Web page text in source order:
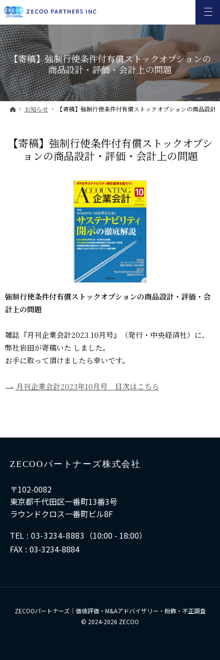
【寄稿】強制行使条件付有償ストックオプションの
商品設計・評価・会計上の問題
ホーム
お知らせ 【寄稿】強制行使条件付有償ストックオプションの商品設計
【寄稿】強制行使条件付有償ストックオプシ
ョンの商品設計・評価・会計上の問題
強制行使条件付有償ストックオプションの商品設計・評価・会
計上の問題
雑誌『月刊企業会計2023.10月号』（発行・中央経済社）に、
弊社岩田が寄稿いた しました。
お手に取って頂けましたら幸いです。
月刊企業会計2023年10月号 目次はこちら
ZECOOパートナーズ株式会社
〒102-0082
東京都千代田区一番町13番3号
ラウンドクロス一番町ビル8F
TEL 03-3234-8883 （10:00 - 18:00）
FAX 03-3234-8884
© 2024-2026 ZECOO
ZECOOパートナーズ｜価値評価・M&Aアドバイザリー・粉飾・不正調査